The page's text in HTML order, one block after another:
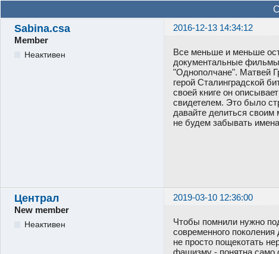
Sabina.csa
2016-12-13 14:34:12
Member
Неактивен
Все меньше и меньше
документальные
"Однополчане". Матвей
герой Сталинградской
своей книге он
свидетелем. Это было
давайте делиться
не будем забывать
Централ
2019-03-10 12:36:00
New member
Неактивен
Чтобы помнили нужно
современного
не просто пощекотать